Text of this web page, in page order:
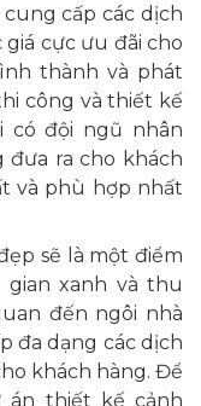
cấp các dịch
cực ưu đãi cho
thành và phát
công và thiết kế
có đội ngũ nhân
đưa ra cho khách
và phù hợp nhất
sẽ là một điểm
xanh và thu
đến ngôi nhà
đa dạng các dịch
khách hàng. Để
thiết kế cảnh